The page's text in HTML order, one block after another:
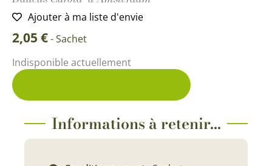
Ajouter à ma liste d'envie
2,05 €-Sachet
Indisponible actuellement
Informations à retenir...